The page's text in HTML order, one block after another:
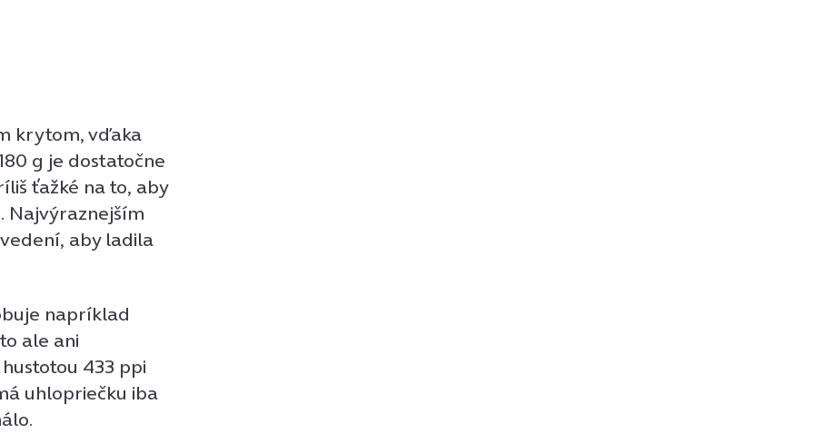
krytom, vďaka
g je dostatočne
ťažké na to, aby
Najvýraznejším
aby ladila
napríklad
ale ani
433 ppi
uhlopriečku iba